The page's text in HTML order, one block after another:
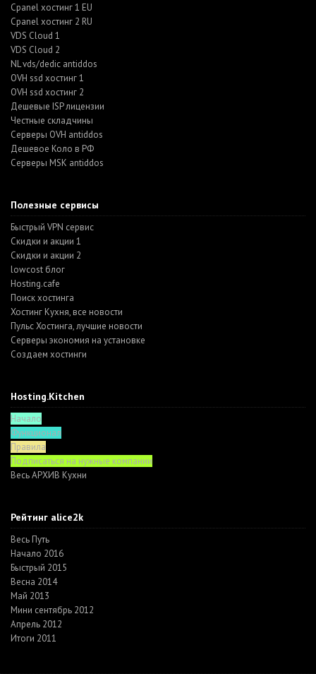
Cpanel хостинг 1 EU
Cpanel хостинг 2 RU
VDS Cloud 1
VDS Cloud 2
NL vds/dedic antiddos
OVH ssd хостинг 1
OVH ssd хостинг 2
Дешевые ISP лицензии
Честные складчины
Серверы OVH antiddos
Дешевое Коло в РФ
Серверы MSK antiddos
Полезные сервисы
Быстрый VPN сервис
Скидки и акции 1
Скидки и акции 2
lowcost блог
Hosting.cafe
Поиск хостинга
Хостинг Кухня, все новости
Пульс Хостинга, лучшие новости
Серверы экономия на установке
Создаем хостинги
Hosting.Kitchen
Начало
Функционал
Правила
Подписаться на нужные компании
Весь АРХИВ Кухни
Рейтинг alice2k
Весь Путь
Начало 2016
Быстрый 2015
Весна 2014
Май 2013
Мини сентябрь 2012
Апрель 2012
Итоги 2011